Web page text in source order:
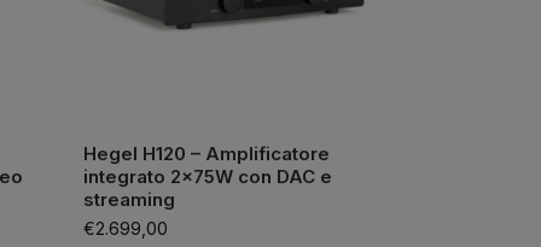
Hegel H120 – Amplificatore
integrato 2×75W con DAC e
streaming
€2.699,00